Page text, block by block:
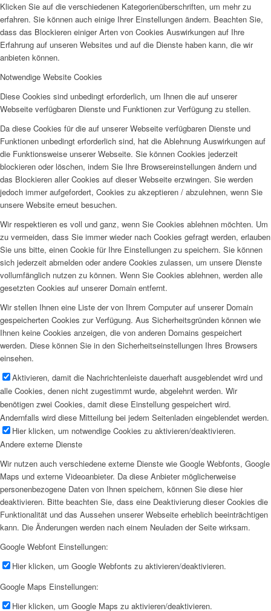
Klicken Sie auf die verschiedenen Kategorienüberschriften, um mehr zu
erfahren. Sie können auch einige Ihrer Einstellungen ändern. Beachten Sie,
dass das Blockieren einiger Arten von Cookies Auswirkungen auf Ihre
Erfahrung auf unseren Websites und auf die Dienste haben kann, die wir
anbieten können.
Notwendige Website Cookies
Diese Cookies sind unbedingt erforderlich, um Ihnen die auf unserer
Webseite verfügbaren Dienste und Funktionen zur Verfügung zu stellen.
Da diese Cookies für die auf unserer Webseite verfügbaren Dienste und
Funktionen unbedingt erforderlich sind, hat die Ablehnung Auswirkungen auf
die Funktionsweise unserer Webseite. Sie können Cookies jederzeit
blockieren oder löschen, indem Sie Ihre Browsereinstellungen ändern und
das Blockieren aller Cookies auf dieser Webseite erzwingen. Sie werden
jedoch immer aufgefordert, Cookies zu akzeptieren / abzulehnen, wenn Sie
unsere Website erneut besuchen.
Wir respektieren es voll und ganz, wenn Sie Cookies ablehnen möchten. Um
zu vermeiden, dass Sie immer wieder nach Cookies gefragt werden, erlauben
Sie uns bitte, einen Cookie für Ihre Einstellungen zu speichern. Sie können
sich jederzeit abmelden oder andere Cookies zulassen, um unsere Dienste
vollumfänglich nutzen zu können. Wenn Sie Cookies ablehnen, werden alle
gesetzten Cookies auf unserer Domain entfernt.
Wir stellen Ihnen eine Liste der von Ihrem Computer auf unserer Domain
gespeicherten Cookies zur Verfügung. Aus Sicherheitsgründen können wie
Ihnen keine Cookies anzeigen, die von anderen Domains gespeichert
werden. Diese können Sie in den Sicherheitseinstellungen Ihres Browsers
einsehen.
Aktivieren, damit die Nachrichtenleiste dauerhaft ausgeblendet wird und
alle Cookies, denen nicht zugestimmt wurde, abgelehnt werden. Wir
benötigen zwei Cookies, damit diese Einstellung gespeichert wird.
Andernfalls wird diese Mitteilung bei jedem Seitenladen eingeblendet werden.
Hier klicken, um notwendige Cookies zu aktivieren/deaktivieren.
Andere externe Dienste
Wir nutzen auch verschiedene externe Dienste wie Google Webfonts, Google
Maps und externe Videoanbieter. Da diese Anbieter möglicherweise
personenbezogene Daten von Ihnen speichern, können Sie diese hier
deaktivieren. Bitte beachten Sie, dass eine Deaktivierung dieser Cookies die
Funktionalität und das Aussehen unserer Webseite erheblich beeinträchtigen
kann. Die Änderungen werden nach einem Neuladen der Seite wirksam.
Google Webfont Einstellungen:
Hier klicken, um Google Webfonts zu aktivieren/deaktivieren.
Google Maps Einstellungen:
Hier klicken, um Google Maps zu aktivieren/deaktivieren.